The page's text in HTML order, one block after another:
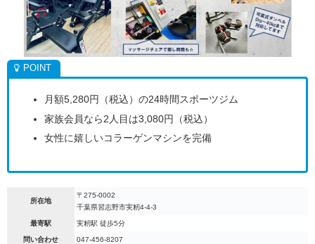
月額5,280円（税込）の24時間スポーツジム
家族会員なら2人目は3,080円（税込）
女性に嬉しいコラーゲンマシンを完備
所在地
〒275-0002
千葉県習志野市実籾4-4-3
最寄駅 実籾駅 徒歩5分
問い合わせ 047-456-8207